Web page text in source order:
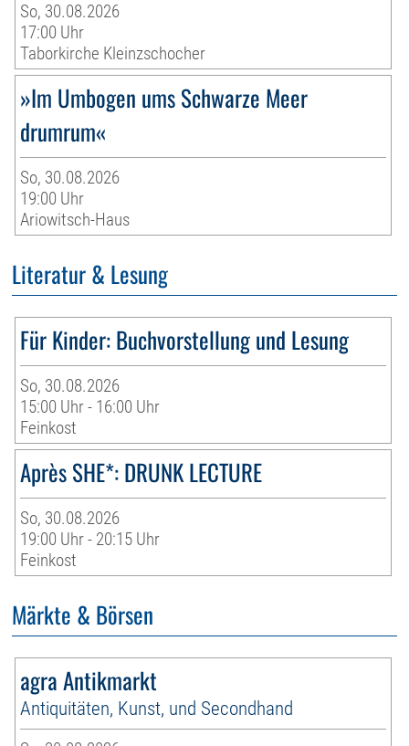
So, 30.08.2026
17:00 Uhr
Taborkirche Kleinzschocher
»Im Umbogen ums Schwarze Meer
drumrum«
So, 30.08.2026
19:00 Uhr
Ariowitsch-Haus
Literatur & Lesung
Für Kinder: Buchvorstellung und Lesung
So, 30.08.2026
15:00 Uhr - 16:00 Uhr
Feinkost
Après SHE*: DRUNK LECTURE
So, 30.08.2026
19:00 Uhr - 20:15 Uhr
Feinkost
Märkte & Börsen
agra Antikmarkt
Antiquitäten, Kunst, und Secondhand